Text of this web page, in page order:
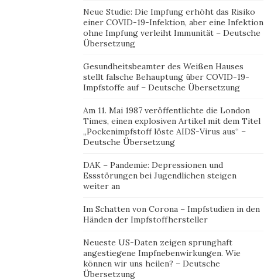
Neue Studie: Die Impfung erhöht das Risiko
einer COVID-19-Infektion, aber eine Infektion
ohne Impfung verleiht Immunität – Deutsche
Übersetzung
Gesundheitsbeamter des Weißen Hauses
stellt falsche Behauptung über COVID-19-
Impfstoffe auf – Deutsche Übersetzung
Am 11. Mai 1987 veröffentlichte die London
Times, einen explosiven Artikel mit dem Titel
„Pockenimpfstoff löste AIDS-Virus aus“ –
Deutsche Übersetzung
DAK – Pandemie: Depressionen und
Essstörungen bei Jugendlichen steigen
weiter an
Im Schatten von Corona – Impfstudien in den
Händen der Impfstoffhersteller
Neueste US-Daten zeigen sprunghaft
angestiegene Impfnebenwirkungen. Wie
können wir uns heilen? – Deutsche
Übersetzung